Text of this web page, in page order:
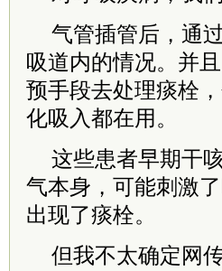
气管插管后，通
吸道内的情况。并
预手段去处理痰栓
化吸入都在用。
这些患者早期干
气本身，可能刺激
出现了痰栓。
但我不太确定网